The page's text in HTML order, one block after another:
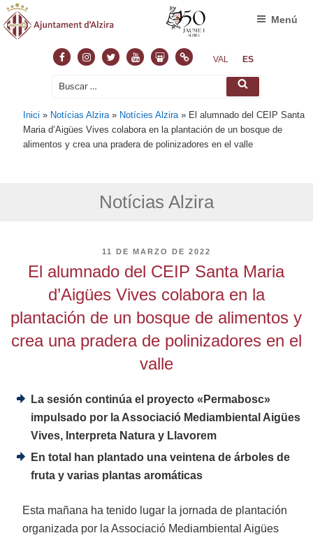
FacebookInstagram
TwitterYoutubeSlideshare
NormasVAL ES
Buscar
Buscar
Menú
Inici » Notícias Alzira » Notícies Alzira » El alumnado del CEIP Santa
Maria d’Aigües Vives colabora en la plantación de un bosque de
alimentos y crea una pradera de polinizadores en el valle
Notícias Alzira
PUBLICADO
11 DE MARZO DE 2022
El alumnado del CEIP Santa Maria
d’Aigües Vives colabora en la
plantación de un bosque de alimentos y
crea una pradera de polinizadores en el
valle
La sesión continúa el proyecto «Permabosc»
impulsado por la Associació Mediambiental Aigües
Vives, Interpreta Natura y Llavorem
En total han plantado una veintena de árboles de
fruta y varias plantas aromáticas
Esta mañana ha tenido lugar la jornada de plantación
organizada por la Associació Mediambiental Aigües